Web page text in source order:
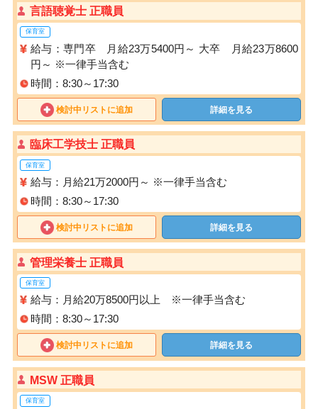
言語聴覚士 正職員
保育室
給与：専門卒 月給23万5400円～ 大卒 月給23万8600
円～ ※一律手当含む
時間：8:30～17:30
検討中リストに追加 詳細を見る
臨床工学技士 正職員
保育室
給与：月給21万2000円～ ※一律手当含む
時間：8:30～17:30
検討中リストに追加 詳細を見る
管理栄養士 正職員
保育室
給与：月給20万8500円以上 ※一律手当含む
時間：8:30～17:30
検討中リストに追加 詳細を見る
MSW 正職員
保育室